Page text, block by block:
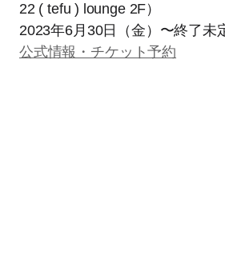
22 ( tefu ) lounge 2F）
2023年6月30日（金）〜終了未
公式情報・チケット予約